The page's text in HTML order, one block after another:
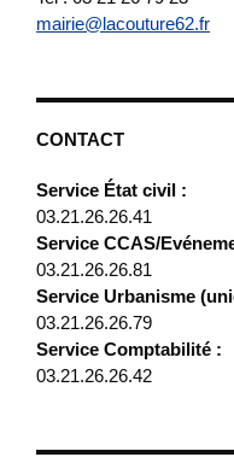
mairie@lacouture62.fr
CONTACT
Service État civil :
03.21.26.26.41
Service CCAS/
03.21.26.26.81
Service Urbanisme
03.21.26.26.79
Service Comptabilité :
03.21.26.26.42